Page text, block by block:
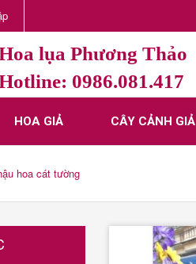
lụa Phương Thảo
0986.081.417
HOA GIẢ CÂY CẢNH GIẢ
hoa cát tường